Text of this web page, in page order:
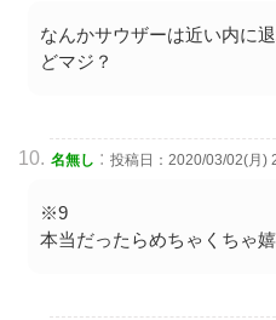
なんかサウザーは近い内に
どマジ？
名無し : 投稿日：2020/03/02(月)
※9
本当だったらめちゃくちゃ